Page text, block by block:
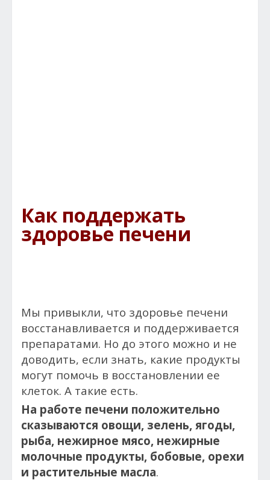
Как поддержать
здоровье печени
Мы привыкли, что здоровье печени
восстанавливается и поддерживается
препаратами. Но до этого можно и не
доводить, если знать, какие продукты
могут помочь в восстановлении ее
клеток. А такие есть.
На работе печени положительно
сказываются овощи, зелень, ягоды,
рыба, нежирное мясо, нежирные
молочные продукты, бобовые, орехи
и растительные масла.